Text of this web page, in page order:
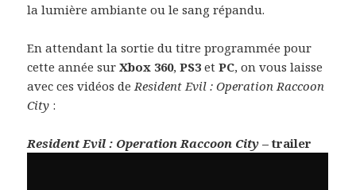
la lumière ambiante ou le sang répandu.
En attendant la sortie du titre programmée pour
cette année surXbox 360,PS3 etPC, on vous laisse
avec ces vidéos deResident Evil : Operation Raccoon
City :
Resident Evil : Operation Raccoon City – trailer